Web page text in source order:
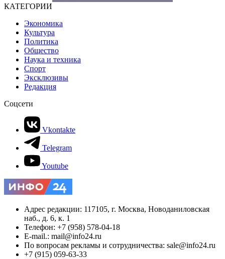
КАТЕГОРИИ
Экономика
Культура
Политика
Общество
Наука и техника
Спорт
Эксклюзивы
Редакция
Соцсети
Vkontakte
Telegram
Youtube
Адрес редакции: 117105, г. Москва, Новоданиловская
наб., д. 6, к. 1
Телефон: +7 (958) 578-04-18
E-mail.: mail@info24.ru
По вопросам рекламы и сотрудничества: sale@info24.ru
+7 (915) 059-63-33